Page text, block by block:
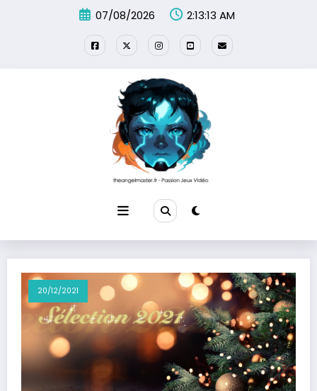
07/08/2026 2:13:13 AM
20/12/2021